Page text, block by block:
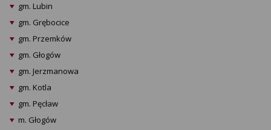
gm. Lubin
gm. Grębocice
gm. Przemków
gm. Głogów
gm. Jerzmanowa
gm. Kotla
gm. Pęcław
m. Głogów